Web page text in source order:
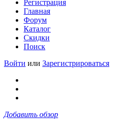
Регистрация
Главная
Форум
Каталог
Скидки
Поиск
Войти или Зарегистрироваться
Добавить обзор